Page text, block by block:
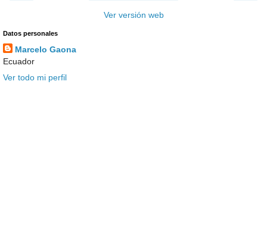
Ver versión web
Datos personales
Marcelo Gaona
Ecuador
Ver todo mi perfil